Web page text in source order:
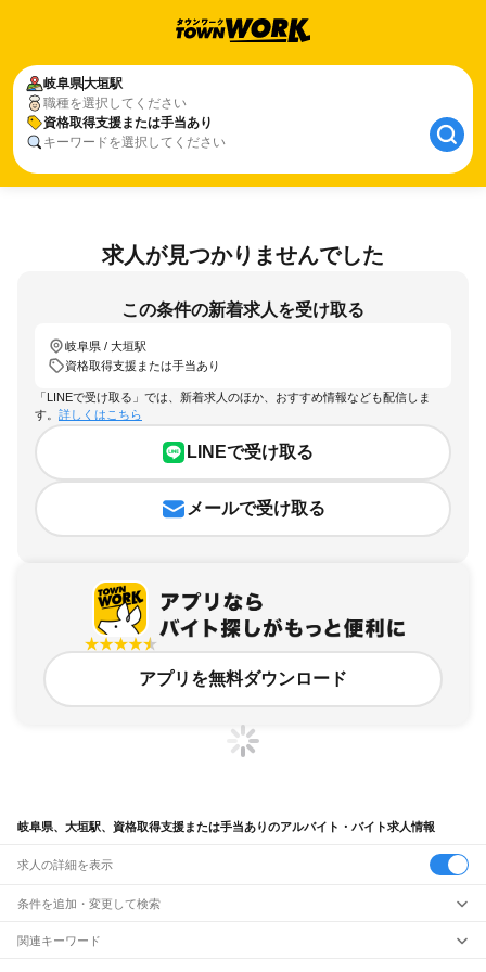
岐阜県大垣駅
職種を選択してください
資格取得支援または手当あり
キーワードを選択してください
求人が見つかりませんでした
この条件の新着求人を受け取る
岐阜県 / 大垣駅
資格取得支援または手当あり
「LINEで受け取る」では、新着求人のほか、おすすめ情報なども配信しま
す。 詳しくはこちら
LINEで受け取る
メールで受け取る
アプリを無料ダウンロード
岐阜県、大垣駅、資格取得支援または手当ありのアルバイト・バイト求人情報
求人の詳細を表示
条件を追加・変更して検索
市区町村を追加・変更
関連キーワード